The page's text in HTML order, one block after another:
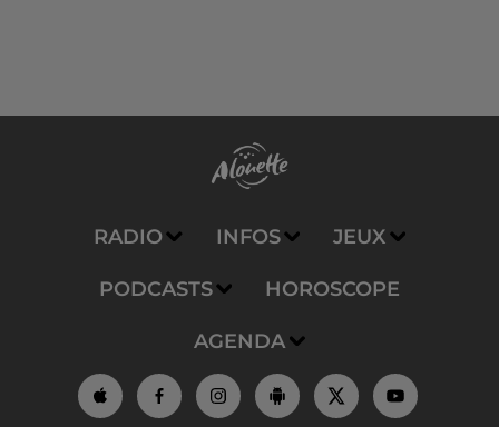
RADIO INFOS JEUX
PODCASTS HOROSCOPE
AGENDA